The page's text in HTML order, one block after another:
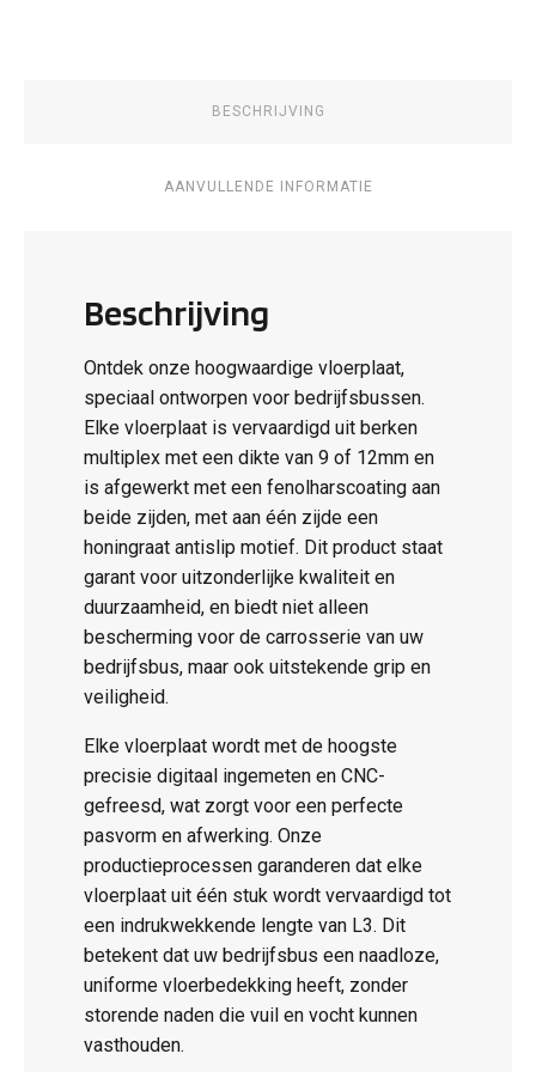
BESCHRIJVING
AANVULLENDE INFORMATIE
Beschrijving
Ontdek onze hoogwaardige vloerplaat,
speciaal ontworpen voor bedrijfsbussen.
Elke vloerplaat is vervaardigd uit berken
multiplex met een dikte van 9 of 12mm en
is afgewerkt met een fenolharscoating aan
beide zijden, met aan één zijde een
honingraat antislip motief. Dit product staat
garant voor uitzonderlijke kwaliteit en
duurzaamheid, en biedt niet alleen
bescherming voor de carrosserie van uw
bedrijfsbus, maar ook uitstekende grip en
veiligheid.
Elke vloerplaat wordt met de hoogste
precisie digitaal ingemeten en CNC-
gefreesd, wat zorgt voor een perfecte
pasvorm en afwerking. Onze
productieprocessen garanderen dat elke
vloerplaat uit één stuk wordt vervaardigd tot
een indrukwekkende lengte van L3. Dit
betekent dat uw bedrijfsbus een naadloze,
uniforme vloerbedekking heeft, zonder
storende naden die vuil en vocht kunnen
vasthouden.